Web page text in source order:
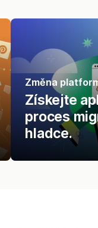
Změna
Získejte
proces
hladce.